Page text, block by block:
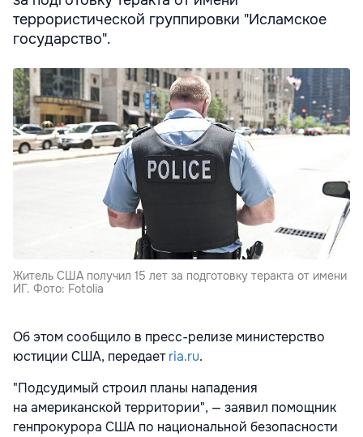
террористической группировки "Исламское
государство".
Житель США получил 15 лет за подготовку теракта от имени
ИГ. Фото: Fotolia
Об этом сообщило в пресс-релизе министерство
юстиции США, передаетria.ru.
"Подсудимый строил планы нападения
на американской территории", — заявил помощник
генпрокурора США по национальной безопасности